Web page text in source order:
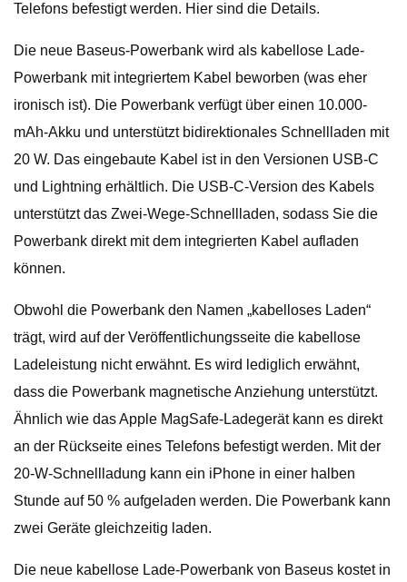
Telefons befestigt werden. Hier sind die Details.
Die neue Baseus-Powerbank wird als kabellose Lade-
Powerbank mit integriertem Kabel beworben (was eher
ironisch ist). Die Powerbank verfügt über einen 10.000-
mAh-Akku und unterstützt bidirektionales Schnellladen mit
20 W. Das eingebaute Kabel ist in den Versionen USB-C
und Lightning erhältlich. Die USB-C-Version des Kabels
unterstützt das Zwei-Wege-Schnellladen, sodass Sie die
Powerbank direkt mit dem integrierten Kabel aufladen
können.
Obwohl die Powerbank den Namen „kabelloses Laden“
trägt, wird auf der Veröffentlichungsseite die kabellose
Ladeleistung nicht erwähnt. Es wird lediglich erwähnt,
dass die Powerbank magnetische Anziehung unterstützt.
Ähnlich wie das Apple MagSafe-Ladegerät kann es direkt
an der Rückseite eines Telefons befestigt werden. Mit der
20-W-Schnellladung kann ein iPhone in einer halben
Stunde auf 50 % aufgeladen werden. Die Powerbank kann
zwei Geräte gleichzeitig laden.
Die neue kabellose Lade-Powerbank von Baseus kostet in